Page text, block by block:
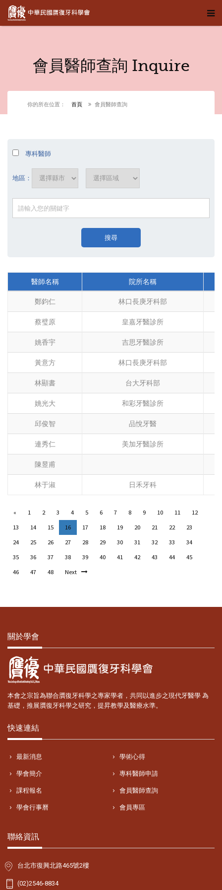
會員醫師查詢 Inquire
你的所在位置： 首頁 會員醫師查詢
專科醫師
地區：
搜尋
醫師名稱 院所名稱
鄭鈞仁 林口長庚牙科部
蔡璧原 皇嘉牙醫診所
姚香宇 吉思牙醫診所
黃意方 林口長庚牙科部
林顯書 台大牙科部
姚光大 和彩牙醫診所
邱俊智 品悅牙醫
連秀仁 美加牙醫診所
陳昱甫
林于淑 日禾牙科
« 1 2 3 4 5 6 7 8 9 10 11
12
13
14 15 16 17 18 19 20 21 22
23
24
25 26 27 28 29 30 31 32 33
34
35
36 37 38 39 40 41 42 43 44
45
46
47 48 Next
關於學會
本會之宗旨為聯合贋復牙科學之專家學者，共同以進步之現代牙醫學 為
基礎，推展贋復牙科學之研究，提昇教學及醫療水準。
快速連結
最新消息 學術心得
學會簡介 專科醫師申請
課程報名 會員醫師查詢
學會行事曆 會員專區
聯絡資訊
台北市復興北路465號2樓
(02)2546-8834